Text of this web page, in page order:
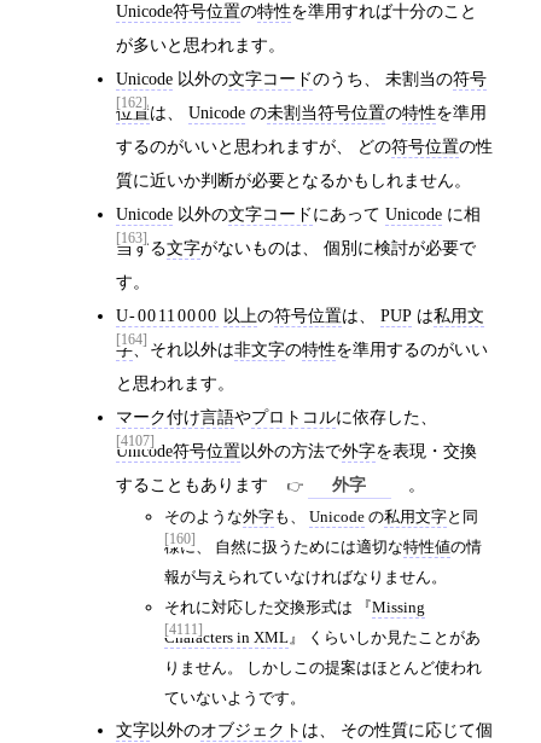
Unicode符号位置の特性を準用すれば十分のこと
が多いと思われます。
[162]
Unicode 以外の文字コードのうち、 未割当の符号
位置は、 Unicode の未割当符号位置の特性を準用
するのがいいと思われますが、 どの符号位置の性
質に近いか判断が必要となるかもしれません。
[163]
Unicode 以外の文字コードにあって Unicode
当する文字がないものは、 個別に検討が必要で
す。
[164]
U-00110000 以上の符号位置は、PUP は私用文
字、それ以外は非文字の特性を準用するのがいい
と思われます。
[4107]
マーク付け言語やプロトコルに依存した、
Unicode符号位置以外の方法で外字を表現・交換
することもあります
外字 。
[160]
そのような外字も、 Unicode の私用文字と同
様に、 自然に扱うためには適切な特性値の情
報が与えられていなければなりません。
[4111]
それに対応した交換形式は
Missing
Characters in XML
くらいしか見たことがあ
りません。 しかしこの提案はほとんど使われ
ていないようです。
文字以外のオブジェクト は、 その性質に応じて個